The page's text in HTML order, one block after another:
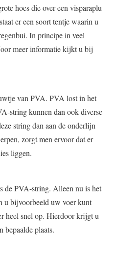
hoes die over een visparaplu
er een soort tentje waarin u
In principe in veel
meer informatie kijkt u bij
van PVA. PVA lost in het
string kunnen dan ook diverse
string dan aan de onderlijn
zorgt men ervoor dat er
liggen.
de PVA-string. Alleen nu is het
u bijvoorbeeld uw voer kunt
heel snel op. Hierdoor krijgt u
bepaalde plaats.